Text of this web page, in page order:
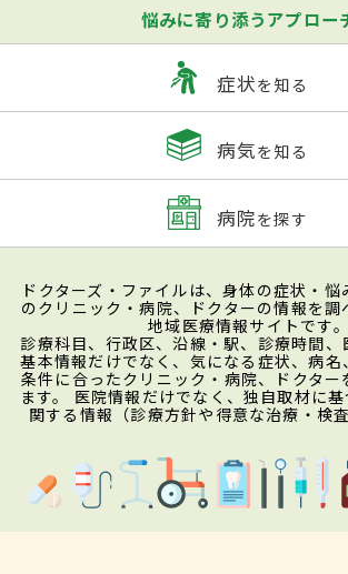
悩みに寄り添うアプロー
症状を知る
病気を知る
病院を探す
ドクターズ・ファイルは、身体の症状・
のクリニック・病院、ドクターの情報を調
地域医療情報サイトです。
診療科目、行政区、沿線・駅、診療時間、
基本情報だけでなく、気になる症状、病名
条件に合ったクリニック・病院、ドクター
ます。 医院情報だけでなく、独自取材に
関する情報（診療方針や得意な治療・検